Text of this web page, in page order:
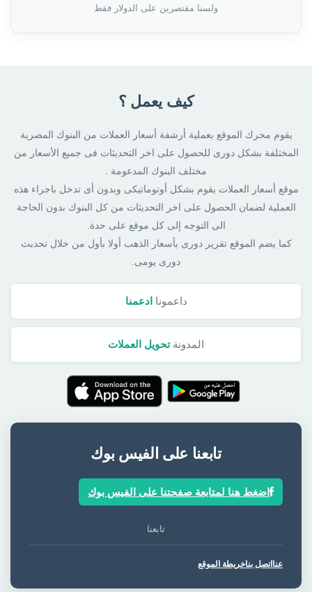
ولسنا مقتصرين على الدولار فقط
كيف يعمل ؟
يقوم محرك الموقع بعملية أرشفة أسعار العملات من البنوك المصرية
المختلفة بشكل دورى للحصول على اخر التحديثات فى جميع الأسعار من
مختلف البنوك المدعومة .
موقع أسعار العملات يقوم بشكل أوتوماتيكى وبدون أى تدخل باجراء هذه
العملية لضمان الحصول على اخر التحديثات من كل البنوك بدون الحاجة
الى التوجه إلى كل موقع على حدة.
كما يضم الموقع تقرير دورى بأسعار الذهب أولا بأول من خلال تحديث
دورى يومى.
داعمونا ادعمنا
المدونةتحويل العملات
تابعنا على الفيس بوك
اضغط هنا لمتابعة صفحتنا على الفيس بوك
تابعنا
عنا اتصل بناخريطة الموقع